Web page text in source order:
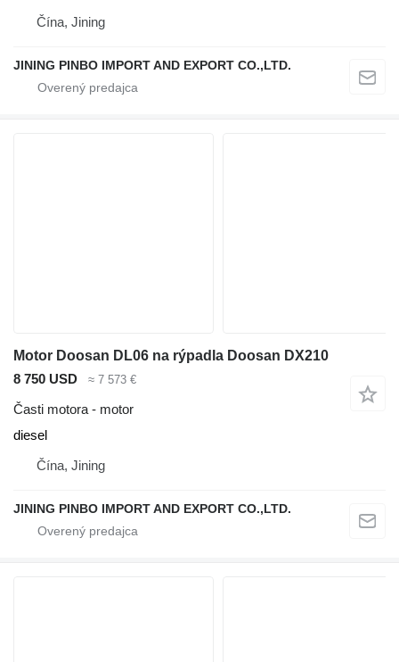
Čína, Jining
JINING PINBO IMPORT AND EXPORT CO.,LTD.
Motor Doosan DL06 na rýpadla Doosan DX210
8 750 USD
≈ 7 573 €
Časti motora - motor
diesel
Čína, Jining
JINING PINBO IMPORT AND EXPORT CO.,LTD.